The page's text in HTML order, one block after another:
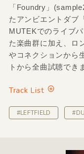
「Foundry」
たアンビエントダブ
MUTEKでのライブ
た楽曲群に加え、ロ
やコネクションから
トから全曲試聴でき
Track List
#LEFTFIELD